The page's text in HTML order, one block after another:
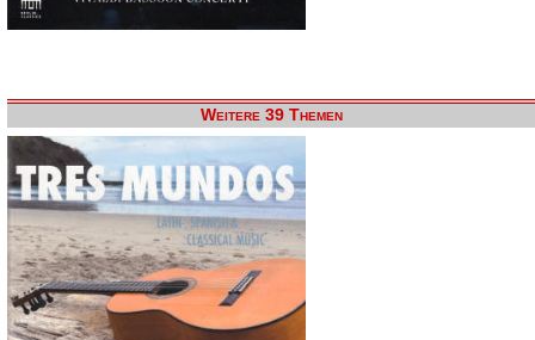
Weitere 39 Themen